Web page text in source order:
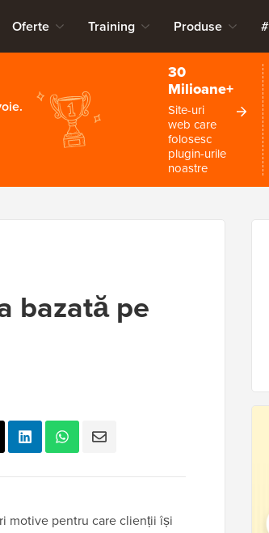
Oferte Training Produse
30
Milioane+
Site-uri
web care
folosesc
plugin-urile
noastre
bazată pe
motive pentru care clienții își